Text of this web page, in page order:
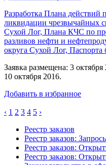
Разработка Плана
ликвидации чрезвычайных
Сухой Лог, Плана КЧС по
разливов нефти и
округа Сухой Лог, Паспорта
Заявка размещена: 3
10 октября 2016.
Добавить в избранное
‹ 1 2 3 4 5 ›
Реестр заказов
Реестр заказов:
Реестр заказов:
Реестр заказов: